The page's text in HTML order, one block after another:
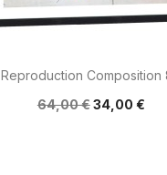
Aperçu rapide
Reproduction Composition
64,00 €34,00 €